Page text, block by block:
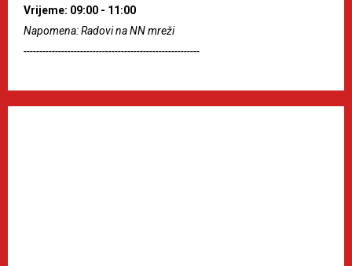
Vrijeme: 09:00 - 11:00
Napomena: Radovi na NN mreži
--------------------------------------------------------